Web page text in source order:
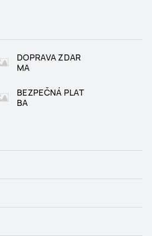
DOPRAVA ZDAR
MA
BEZPEČNÁ PLAT
BA